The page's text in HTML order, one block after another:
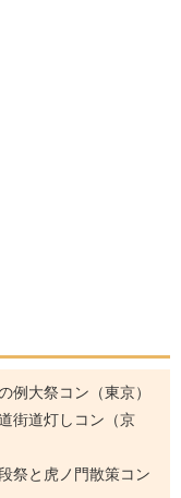
例大祭コン（東京）
街道灯しコン（京
祭と虎ノ門散策コン